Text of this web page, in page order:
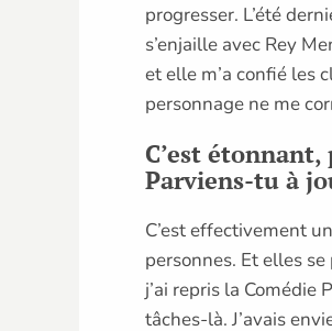
progresser. L’été
s’enjaille avec Rey
et elle m’a confié les
personnage ne me
C’est
Parviens-tu à
C’est effectivement
personnes. Et elles
j’ai repris la Comédie
tâches-là. J’avais